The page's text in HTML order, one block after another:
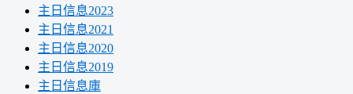
主日信息2023
主日信息2021
主日信息2020
主日信息2019
主日信息庫